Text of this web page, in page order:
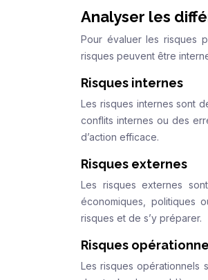
Analyser les
Pour évaluer les risques
risques peuvent être
Risques internes
Les risques internes sont
conflits internes ou des
d’action efficace.
Risques externes
Les risques externes
économiques, politiques
risques et de s’y préparer.
Risques
Les risques opérationnels